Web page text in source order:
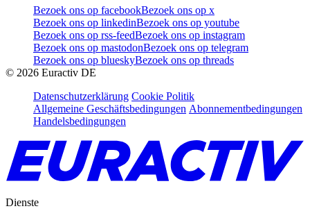
Bezoek ons op facebookBezoek ons op x
Bezoek ons op linkedinBezoek ons op youtube
Bezoek ons op rss-feedBezoek ons op instagram
Bezoek ons op mastodonBezoek ons op telegram
Bezoek ons op blueskyBezoek ons op threads
© 2026 Euractiv DE
Datenschutzerklärung Cookie Politik
Allgemeine Geschäftsbedingungen Abonnementbedingungen
Handelsbedingungen
Dienste